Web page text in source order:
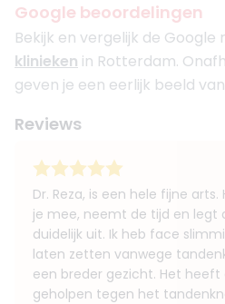
4. FB Clinic
5 31 reviews)
Opgericht in 2011
5. Infusion Clinics
5 ( 2reviews)
Opgericht in 2022
Aantal behandelaren0
Meer informatie of
Google beoordelingen
Bekijk en vergelijk de Google
klinieken in Rotterdam.
geven je een eerlijk beeld
Reviews
Dr. Reza, is een hele fijne
je mee, neemt de tijd en legt
duidelijk uit. Ik heb face
laten zetten vanwege
een breder gezicht. Het heeft
geholpen tegen het